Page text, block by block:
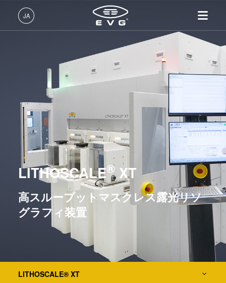
JA
English (EN)
Deutsch (DE)
中文 (ZH)
リソグラフィ装置
ナノインプリント・リソグラ
フィ（NIL）装置
ウェーハ接合装置
検査・計測装置
プロセス開発サービス
技術情報
IR LayerRelease™ 技術
MLE™ マスクレス・リソグ
ラフィ
ナノインプリント・リソグラ
フィ（NIL） - SmartNIL®
ウェーハレベル・オプティク
ス（WLO）
光リソグラフィ
レジストプロセス
陽極接合
企業情報
拠点一覧
ニュース
展示会・セミナー
サプライヤーおよびパートナ
ー企業
R&D Projects
採用情報
INSIDER-Jobs
EVGでのお仕事
EVGライフ
INSIDER
How do I become an Insider?
サービス
お問い合わせ
LITHOSCALE®XT
高スループットマスクレス露光リソ
グラフィ装置
LITHOSCALE® XT
リソグラフィ装置
マスクアライメント装置
LITHOSCALE® マスクレス露光リソグラフィシステム
LITHOSCALE® マスクレス露光リソグラフィシステ
ム
LITHOSCALE® XT
レジストプロセス装置
リソグラフィ・トラックシステム
ナノインプリント・リソグラフィ（NIL）装置
ウェーハ接合装置
検査・計測装置
プロセス開発サービス